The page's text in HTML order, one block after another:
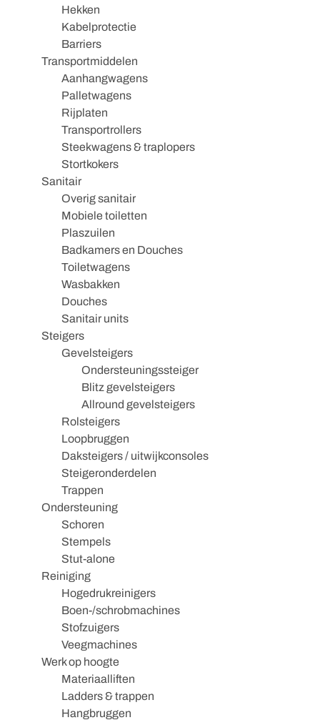
Hekken
Kabelprotectie
Barriers
Transportmiddelen
Aanhangwagens
Palletwagens
Rijplaten
Transportrollers
Steekwagens & traplopers
Stortkokers
Sanitair
Overig sanitair
Mobiele toiletten
Plaszuilen
Badkamers en Douches
Toiletwagens
Wasbakken
Douches
Sanitair units
Steigers
Gevelsteigers
Ondersteuningssteiger
Blitz gevelsteigers
Allround gevelsteigers
Rolsteigers
Loopbruggen
Daksteigers / uitwijkconsoles
Steigeronderdelen
Trappen
Ondersteuning
Schoren
Stempels
Stut-alone
Reiniging
Hogedrukreinigers
Boen-/schrobmachines
Stofzuigers
Veegmachines
Werk op hoogte
Materiaalliften
Ladders & trappen
Hangbruggen